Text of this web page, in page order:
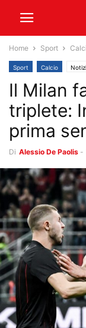
Home Sport
Sport Calcio
Il Milan
triplete:
prima
Di Alessio De Paolis -